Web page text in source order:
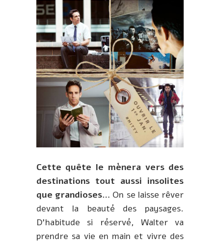
Cette quête le mènera vers des
destinations tout aussi insolites
que grandioses… On se laisse rêver
devant la beauté des paysages.
D’habitude si réservé, Walter va
prendre sa vie en main et vivre des